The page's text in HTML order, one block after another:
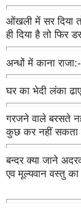
ओंखली में सर दिया
ही दिया है तो फिर
अन्धों में काना
घर का भेदी लंका
गरजने वाले बरसते
कुछ कर नहीं सकता
बन्दर क्या जाने
एव मूल्यवान वस्तु